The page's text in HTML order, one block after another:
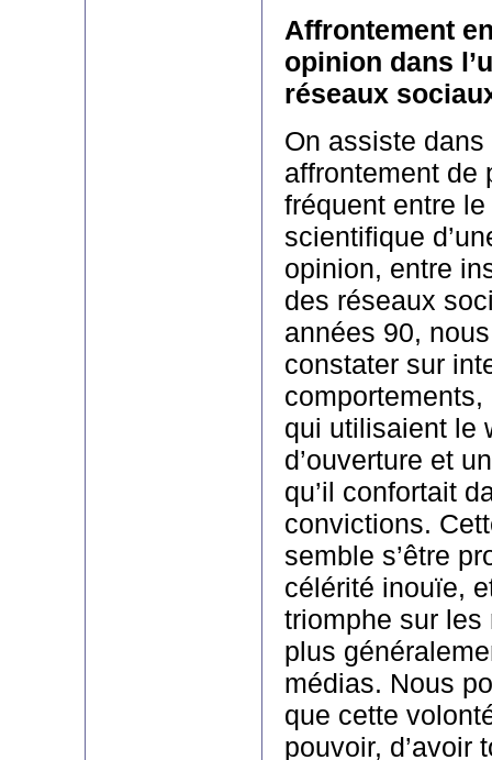
Affrontement
opinion dans
réseaux
On assiste
affrontement de
fréquent entre
scientifique
opinion, entre
des réseaux
années 90,
constater sur
qui utilisaient le
d’ouverture et
qu’il confortait
convictions.
semble s’être
célérité inouïe,
triomphe sur
plus
médias. Nous
que cette
pouvoir, d’avoir